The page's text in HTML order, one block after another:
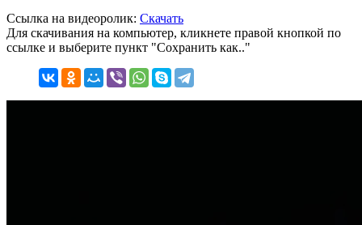
Ссылка на видеоролик: Скачать
Для скачивания на компьютер, кликнете правой кнопкой по
ссылке и выберите пункт "Сохранить как.."